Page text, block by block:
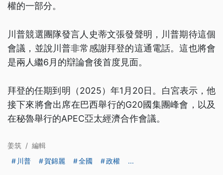
權的一部分。
川普競選團隊發言人史蒂文張發聲明，川普期待這個
會議，並說川普非常感謝拜登的這通電話。這也將會
是兩人繼6月的辯論會後首度見面。
拜登的任期到明（2025）年1月20日。白宮表示，他
接下來將會出席在巴西舉行的G20國集團峰會，以及
在秘魯舉行的APEC亞太經濟合作會議。
姜筑 / 編輯
川普
賀錦麗 全國 政權 ...